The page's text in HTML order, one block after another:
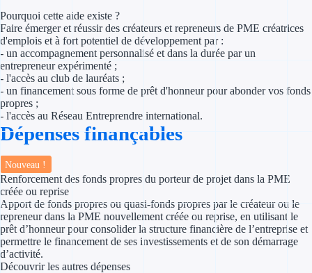
Aides Fiscales et
Exonération
Prêt
Appel à projet
Pourquoi cette aide existe ?
Faire émerger et réussir des créateurs et repreneurs de PME créatrices
d'emplois et à fort potentiel de développement par :
- un accompagnement personnalisé et dans la durée par un
entrepreneur expérimenté ;
- l'accès au club de lauréats ;
- un financement sous forme de prêt d'honneur pour abonder vos fonds
propres ;
- l'accès au Réseau Entreprendre international.
Dépenses finançables
Nouveau !
Renforcement des fonds propres du porteur de projet dans la PME
créée ou reprise
Apport de fonds propres ou quasi-fonds propres par le créateur ou le
repreneur dans la PME nouvellement créée ou reprise, en utilisant le
prêt d’honneur pour consolider la structure financière de l’entreprise et
permettre le financement de ses investissements et de son démarrage
d’activité.
Découvrir les autres dépenses